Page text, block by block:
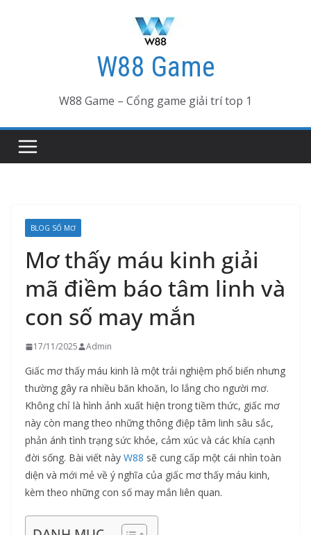
W88 Game
W88 Game – Cổng game giải trí top 1
BLOG SỔ MƠ
Mơ thấy máu kinh giải
mã điềm báo tâm linh và
con số may mắn
17/11/2025 Admin
Giấc mơ thấy máu kinh là một trải nghiệm phổ biến nhưng
thường gây ra nhiều băn khoăn, lo lắng cho người mơ.
Không chỉ là hình ảnh xuất hiện trong tiềm thức, giấc mơ
này còn mang theo những thông điệp tâm linh sâu sắc,
phản ánh tình trạng sức khỏe, cảm xúc và các khía cạnh
đời sống. Bài viết này W88 sẽ cung cấp một cái nhìn toàn
diện và mới mẻ về ý nghĩa của giấc mơ thấy máu kinh,
kèm theo những con số may mắn liên quan.